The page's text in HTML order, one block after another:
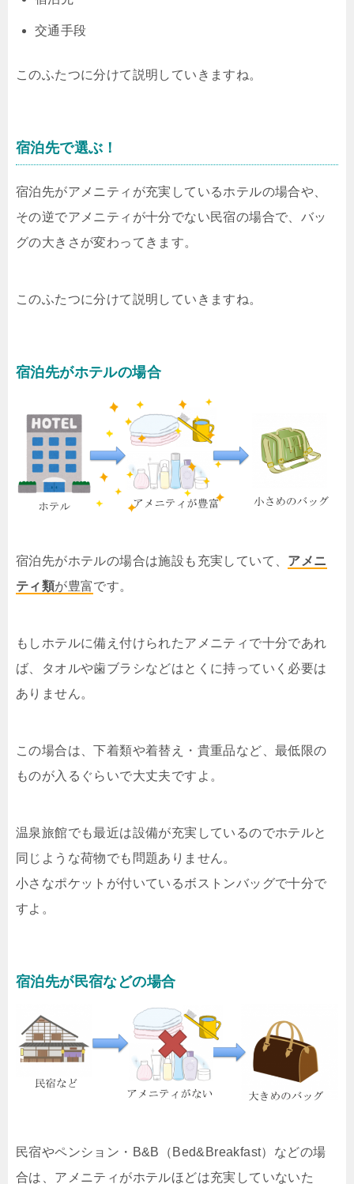
交通手段
このふたつに分けて説明していきますね。
宿泊先で選ぶ！
宿泊先がアメニティが充実しているホテルの場合や、
その逆でアメニティが十分でない民宿の場合で、バッ
グの大きさが変わってきます。
このふたつに分けて説明していきますね。
宿泊先がホテルの場合
宿泊先がホテルの場合は施設も充実していて、 アメニ
ティ類が豊富です。
もしホテルに備え付けられたアメニティで十分であれ
ば、タオルや歯ブラシなどはとくに持っていく必要は
ありません。
この場合は、下着類や着替え・貴重品など、最低限の
ものが入るぐらいで大丈夫ですよ。
温泉旅館でも最近は設備が充実しているのでホテルと
同じような荷物でも問題ありません。
小さなポケットが付いているボストンバッグで十分で
すよ。
宿泊先が民宿などの場合
民宿やペンション・B&B（Bed&Breakfast）などの場
合は、アメニティがホテルほどは充実していないた